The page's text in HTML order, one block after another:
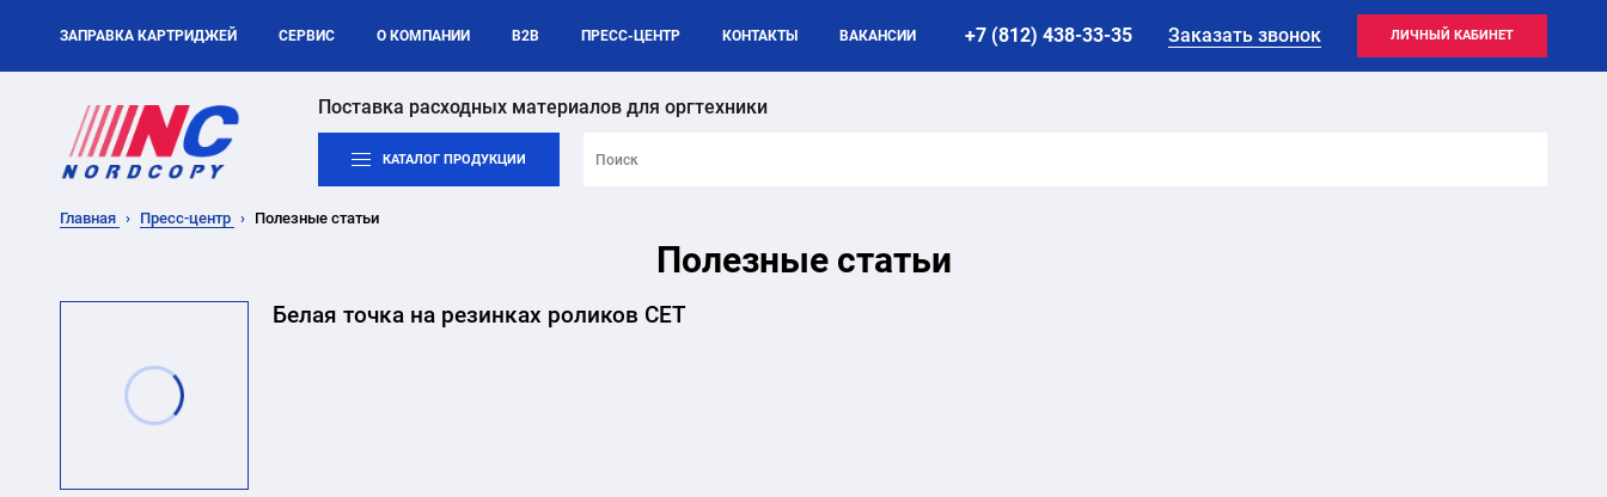
ЗАПРАВКА КАРТРИДЖЕЙ СЕРВИС О КОМПАНИИ B2B ПРЕСС-ЦЕНТР КОНТАКТЫ ВАКАНСИИ +7 (812) 438-33-35 Заказать звонок ЛИЧНЫЙ КАБИНЕТ
Поставка расходных материалов для оргтехники
КАТАЛОГ ПРОДУКЦИИ
Главная Пресс-центр Полезные статьи
Полезные статьи
Белая точка на резинках роликов CET